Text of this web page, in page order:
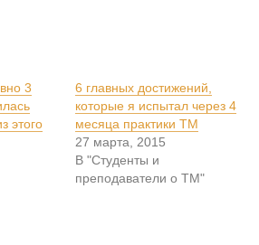
3
этого
6 главных достижений,
которые я испытал через 4
месяца практики ТМ
27 марта, 2015
В "Студенты и
преподаватели о ТМ"